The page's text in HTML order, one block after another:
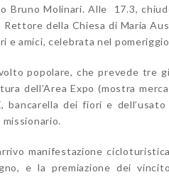
Bruno Molinari. Alle 17.3,
della Chiesa di Maria
e amici, celebrata nel
popolare, che prevede tre
dell’Area Expo (mostra
bancarella dei fiori e
manifestazione
e la premiazione dei